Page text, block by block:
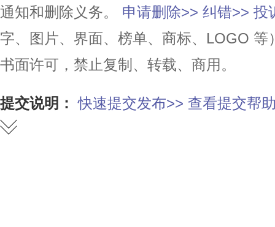
通知和删除义务。
申请删除>> 纠错>> 投
字、图片、界面、榜单、商标、LOGO
书面许可，禁止复制、转载、商用。
提交说明： 快速提交发布>> 查看提交帮